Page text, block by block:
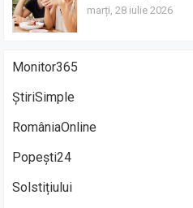
marți, 28 iulie 2026
Monitor365
ȘtiriSimple
RomâniaOnline
Popești24
Solstițiului